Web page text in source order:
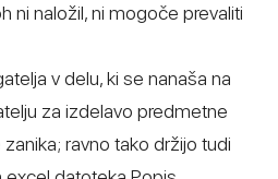
ni naložil, ni mogoče prevaliti
v delu, ki se nanaša na
za izdelavo predmetne
ravno tako držijo tudi